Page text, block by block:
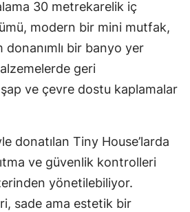
Osmaniye
30 metrekarelik iç
modern bir mini mutfak,
donanımlı bir banyo yer
geri
ve çevre dostu kaplamalar
donatılan Tiny House’larda
ve güvenlik kontrolleri
yönetilebiliyor.
sade ama estetik bir